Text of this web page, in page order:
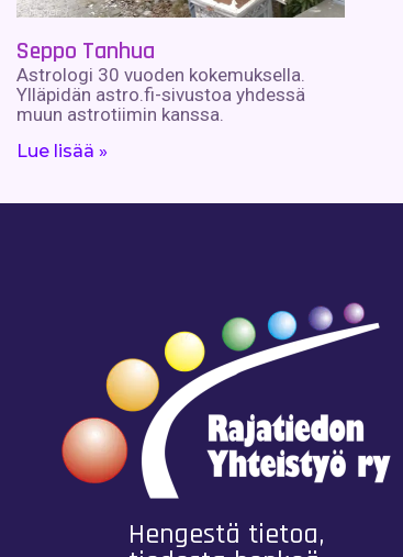
Seppo Tanhua
Astrologi 30 vuoden kokemuksella.
Ylläpidän astro.fi-sivustoa yhdessä
muun astrotiimin kanssa.
Lue lisää »
Hengestä tietoa,